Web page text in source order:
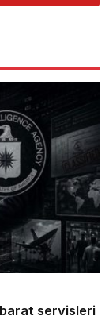
servisleri